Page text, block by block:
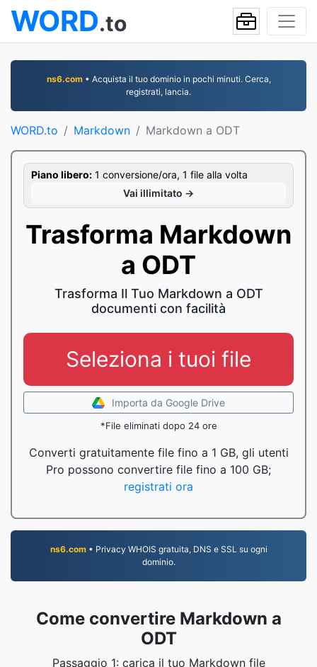
WORD.to
ns6.com• Acquista il tuo dominio in pochi minuti. Cerca,
registrati, lancia.
WORD.to Markdown Markdown a ODT
Piano libero: 1 conversione/ora, 1 file alla volta
Vai illimitato →
Trasforma Markdown
a ODT
Trasforma Il Tuo Markdown a ODT
documenti con facilità
Seleziona i tuoi file
Importa da Google Drive
*File eliminati dopo 24 ore
Converti gratuitamente file fino a 1 GB, gli utenti
Pro possono convertire file fino a 100 GB;
registrati ora
ns6.com• Privacy WHOIS gratuita, DNS e SSL su ogni
dominio.
Come convertire Markdown a
ODT
Passaggio 1: carica il tuo Markdown file